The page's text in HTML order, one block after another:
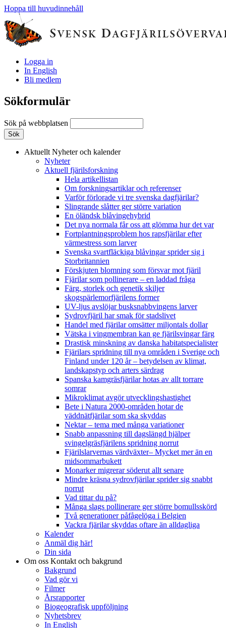
Hoppa till huvudinnehåll
Logga in
In English
Bli medlem
Sökformulär
Sök på webbplatsen
Aktuellt Nyheter och kalender
Nyheter
Aktuell fjärilsforskning
Hela artikellistan
Om forskningsartiklar och referenser
Varför förlorade vi tre svenska dagfjärilar?
Slingrande slåtter ger större variation
En öländsk blåvingehybrid
Det nya normala får oss att glömma hur det var
Fortplantningsproblem hos rapsfjärilar efter
värmestress som larver
Svenska svartfläckiga blåvingar sprider sig i
Storbritannien
Förskjuten blomning som försvar mot fjäril
Fjärilar som pollinerare – en laddad fråga
Färg, storlek och genetik skiljer
skogspärlemorfjärilens former
UV-ljus avslöjar busksnabbvingens larver
Sydrovfjäril har smak för stadslivet
Handel med fjärilar omsätter miljontals dollar
Vätska i vingmembran kan ge fjärilsvingar färg
Drastisk minskning av danska habitatspecialister
Fjärilars spridning till nya områden i Sverige och
Finland under 120 år– betydelsen av klimat,
landskapstyp och arters särdrag
Spanska kamgräsfjärilar hotas av allt torrare
somrar
Mikroklimat avgör utvecklingshastighet
Bete i Natura 2000-områden hotar de
väddnätfjärilar som ska skyddas
Nektar – tema med många variationer
Snabb anpassning till dagslängd hjälper
svingelgräsfjärilens spridning norrut
Fjärilslarvernas värdväxter– Mycket mer än en
midsommarbukett
Monarker migrerar söderut allt senare
Mindre kräsna sydrovfjärilar sprider sig snabbt
norrut
Vad tittar du på?
Många slags pollinerare ger större bomullsskörd
Två generationer påfågelöga i Belgien
Vackra fjärilar skyddas oftare än alldagliga
Kalender
Anmäl dig här!
Din sida
Om oss Kontakt och bakgrund
Bakgrund
Vad gör vi
Filmer
Årsrapporter
Biogeografisk uppföljning
Nyhetsbrev
In English